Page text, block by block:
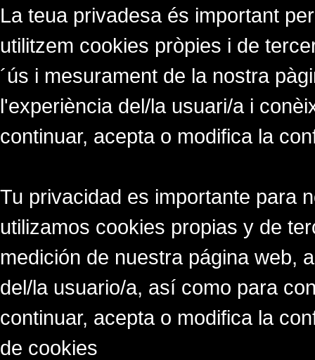
La teua privadesa és important
utilitzem cookies pròpies i de
´ús i mesurament de la nostra
l'experiència del/la usuari/a i
continuar, acepta o modifica la
Tu privacidad es importante para
utilizamos cookies propias y de
medición de nuestra página web,
del/la usuario/a, así como para
continuar, acepta o modifica la
de cookies